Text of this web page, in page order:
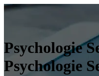
Psychologie
Psychologie